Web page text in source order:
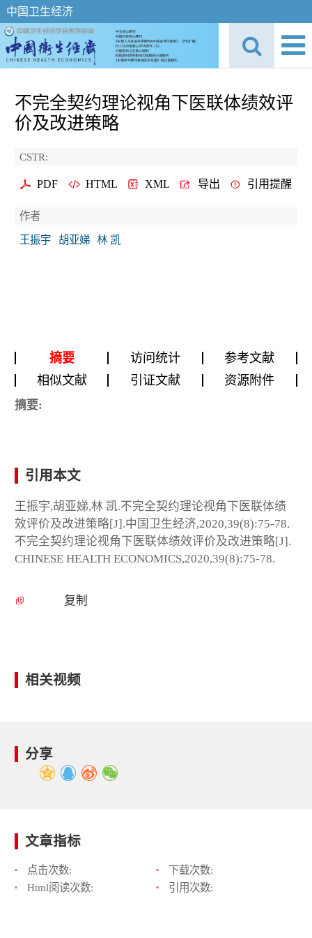
中国卫生经济
不完全契约理论视角下医联体绩效评
价及改进策略
CSTR:
PDF HTML XML 导出 引用提醒
作者
王振宇
胡亚娣 林 凯
摘要 访问统计
参考文献
相似文献
引证文献 资源附件
摘要:
引用本文
王振宇,胡亚娣,林 凯.不完全契约理论视角下医联体绩
效评价及改进策略[J].中国卫生经济,2020,39(8):75-78.
不完全契约理论视角下医联体绩效评价及改进策略[J].
CHINESE HEALTH ECONOMICS,2020,39(8):75-78.
复制
相关视频
分享
文章指标
点击次数:
下载次数:
Html阅读次数:
引用次数: